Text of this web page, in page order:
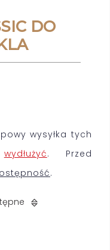
DO
wysyłka tych
wydłużyć. Przed
.